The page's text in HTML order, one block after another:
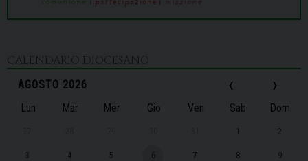
CALENDARIO DIOCESANO
‹
AGOSTO 2026 ›
Lun Mar Mer Gio Ven Sab Dom
1 2
3 4 5 6 7 8 9